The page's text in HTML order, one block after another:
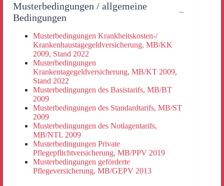
Musterbedingungen / allgemeine
Bedingungen
Musterbedingungen Krankheitskosten-/
Krankenhaustagegeldversicherung, MB/KK
2009, Stand 2022
Musterbedingungen
Krankentagegeldversicherung, MB/KT 2009,
Stand 2022
Musterbedingungen des Basistarifs, MB/BT
2009
Musterbedingungen des Standardtarifs, MB/ST
2009
Musterbedingungen des Notlagentarifs,
MB/NTL 2009
Musterbedingungen Private
Pflegepflichtversicherung, MB/PPV 2019
Musterbedingungen geförderte
Pflegeversicherung, MB/GEPV 2013